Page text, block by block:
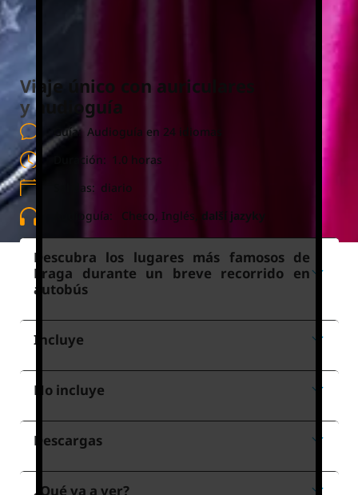
Viaje único con auriculares
y audioguía
Guía: Audioguía en 24 idiomas
Duración: 1.0 horas
Salidas: diario
Audioguía:
Checo, Inglés, další jazyky
Descubra los lugares más famosos de
Praga durante un breve recorrido en
autobús
Incluye
No incluye
Descargas
¿Qué va a ver?